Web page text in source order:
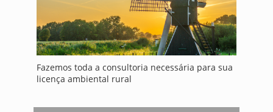
Fazemos toda a consultoria necessária para sua
licença ambiental rural